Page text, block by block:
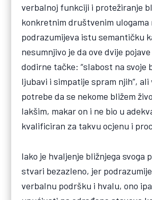
verbalnoj funkciji i protežiranje
konkretnim društvenim ulogama
podrazumijeva istu semantičku
nesumnjivo je da ove dvije
dodirne tačke: “slabost na svoje
ljubavi i simpatije spram njih”,
potrebe da se nekome bližem
lakšim, makar on i ne bio u
kvalificiran za takvu ocjenu i
Iako je hvaljenje bližnjega svoga
stvari bezazleno, jer
verbalnu podršku i hvalu, ono